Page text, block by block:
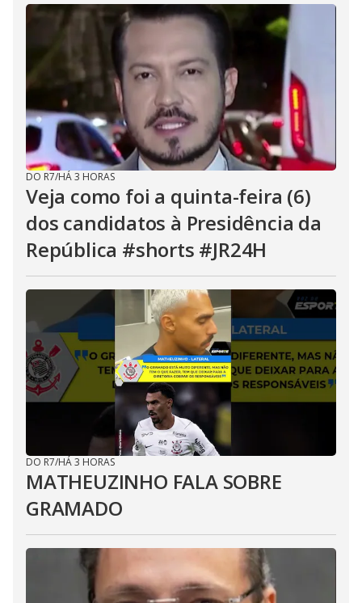
DO R7/HÁ 3 HORAS
Veja como foi a quinta-feira (6)
dos candidatos à Presidência da
República #shorts #JR24H
DO R7/HÁ 3 HORAS
MATHEUZINHO FALA SOBRE
GRAMADO